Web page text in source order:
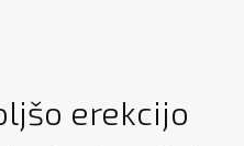
erekcijo